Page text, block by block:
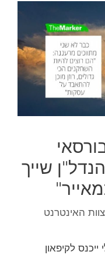
שייך
האינטרנט
לקיפאון